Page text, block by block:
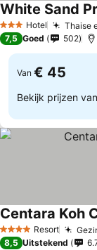
3 SterrenHotel Thaise
White Sand
7,5 Goed 502
Van € 45
Bekijk prijzen van
4 SterrenResort
Centara Koh
8,5 Uitstekend